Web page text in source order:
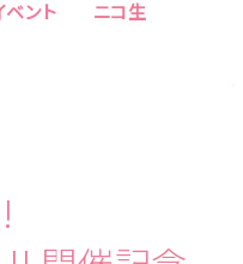
ベント ニコ生